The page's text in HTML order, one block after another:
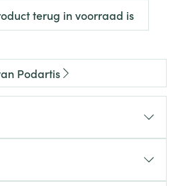
terug in voorraad is
Podartis